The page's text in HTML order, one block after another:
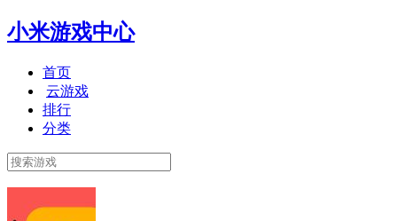
小米游戏中心
首页
云游戏
排行
分类